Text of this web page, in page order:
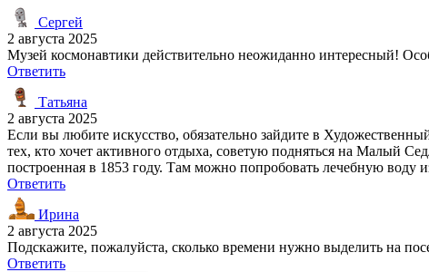
Сергей
2 августа 2025
Музей космонавтики действительно неожиданно интересный!
Ответить
Татьяна
2 августа 2025
Если вы любите искусство, обязательно зайдите в
тех, кто хочет активного отдыха, советую подняться на Малый
построенная в 1853 году. Там можно попробовать лечебную воду
Ответить
Ирина
2 августа 2025
Подскажите, пожалуйста, сколько времени нужно выделить на
Ответить